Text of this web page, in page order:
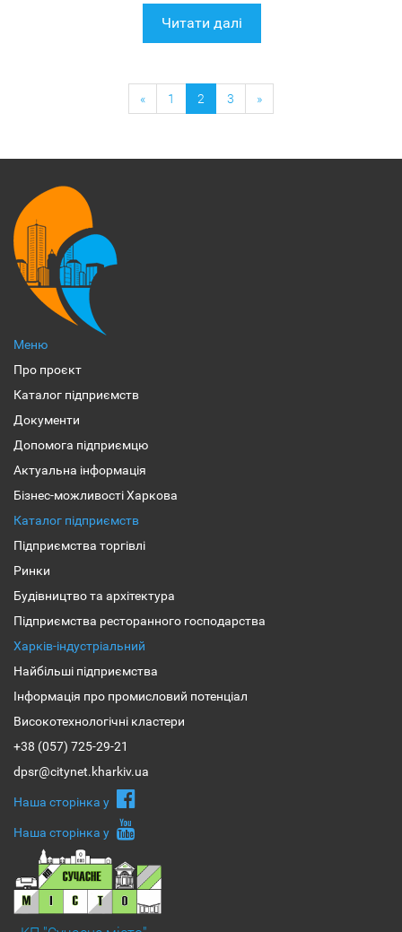
Читати далі
« 1 2 3 »
Меню
Про проєкт
Каталог підприємств
Документи
Допомога підприємцю
Актуальна інформація
Бізнес-можливості Харкова
Каталог підприємств
Підприємства торгівлі
Ринки
Будівництво та архітектура
Підприємства ресторанного господарства
Харків-індустріальний
Найбільші підприємства
Інформація про промисловий потенціал
Високотехнологічні кластери
+38 (057) 725-29-21
dpsr@citynet.kharkiv.ua
Наша сторiнка у
Наша сторiнка у